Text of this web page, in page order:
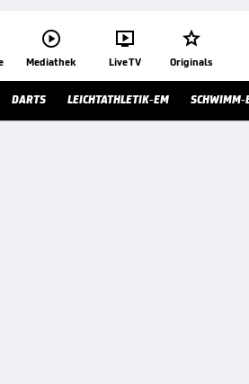

Mediathek

Live TV

Originals
DARTS LEICHTATHLETIK-EM SCHWIMM-